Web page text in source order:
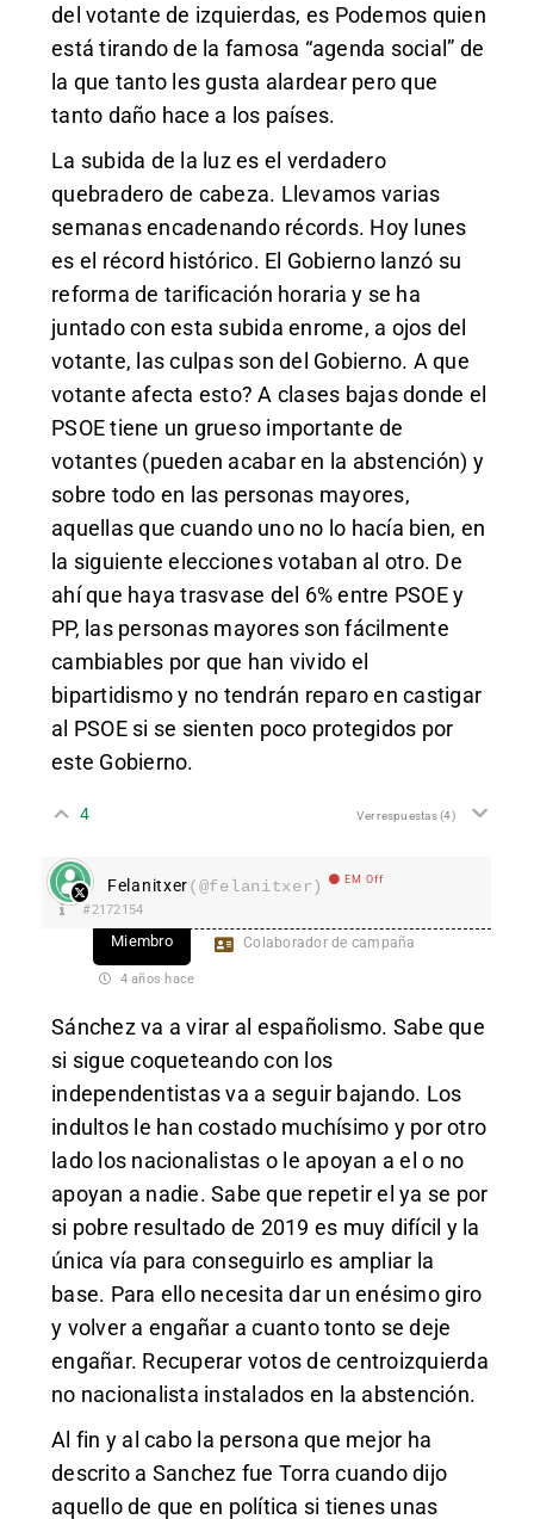
del votante de izquierdas, es Podemos quien
está tirando de la famosa “agenda social” de
la que tanto les gusta alardear pero que
tanto daño hace a los países.
La subida de la luz es el verdadero
quebradero de cabeza. Llevamos varias
semanas encadenando récords. Hoy lunes
es el récord histórico. El Gobierno lanzó su
reforma de tarificación horaria y se ha
juntado con esta subida enrome, a ojos del
votante, las culpas son del Gobierno. A que
votante afecta esto? A clases bajas donde el
PSOE tiene un grueso importante de
votantes (pueden acabar en la abstención) y
sobre todo en las personas mayores,
aquellas que cuando uno no lo hacía bien, en
la siguiente elecciones votaban al otro. De
ahí que haya trasvase del 6% entre PSOE y
PP, las personas mayores son fácilmente
cambiables por que han vivido el
bipartidismo y no tendrán reparo en castigar
al PSOE si se sienten poco protegidos por
este Gobierno.
4 Ver respuestas(4)
Felanitxer(@felanitxer) EM Off
#2172154
Miembro Colaborador de campaña
4 años hace
Sánchez va a virar al españolismo. Sabe que
si sigue coqueteando con los
independentistas va a seguir bajando. Los
indultos le han costado muchísimo y por otro
lado los nacionalistas o le apoyan a el o no
apoyan a nadie. Sabe que repetir el ya se por
si pobre resultado de 2019 es muy difícil y la
única vía para conseguirlo es ampliar la
base. Para ello necesita dar un enésimo giro
y volver a engañar a cuanto tonto se deje
engañar. Recuperar votos de centroizquierda
no nacionalista instalados en la abstención.
Al fin y al cabo la persona que mejor ha
descrito a Sanchez fue Torra cuando dijo
aquello de que en política si tienes unas